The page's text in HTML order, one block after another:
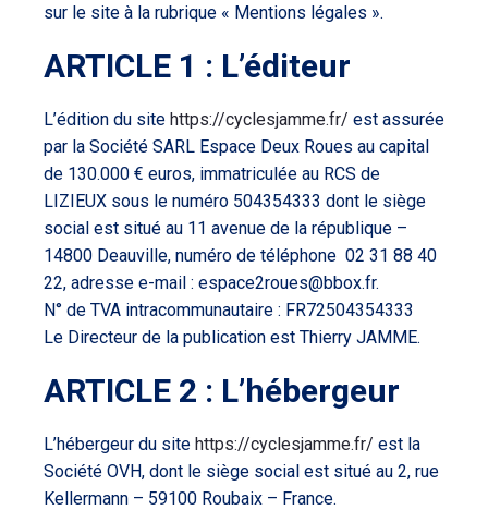
sur le site à la rubrique « Mentions légales ».
ARTICLE 1 : L’éditeur
L’édition du site https://cyclesjamme.fr/ est assurée
par la Société SARL Espace Deux Roues au capital
de 130.000 € euros, immatriculée au RCS de
LIZIEUX sous le numéro 504354333 dont le siège
social est situé au 11 avenue de la république –
14800 Deauville, numéro de téléphone 02 31 88 40
22, adresse e-mail : espace2roues@bbox.fr.
N° de TVA intracommunautaire : FR72504354333
Le Directeur de la publication est Thierry JAMME.
ARTICLE 2 : L’hébergeur
L’hébergeur du site https://cyclesjamme.fr/ est la
Société OVH, dont le siège social est situé au 2, rue
Kellermann – 59100 Roubaix – France.